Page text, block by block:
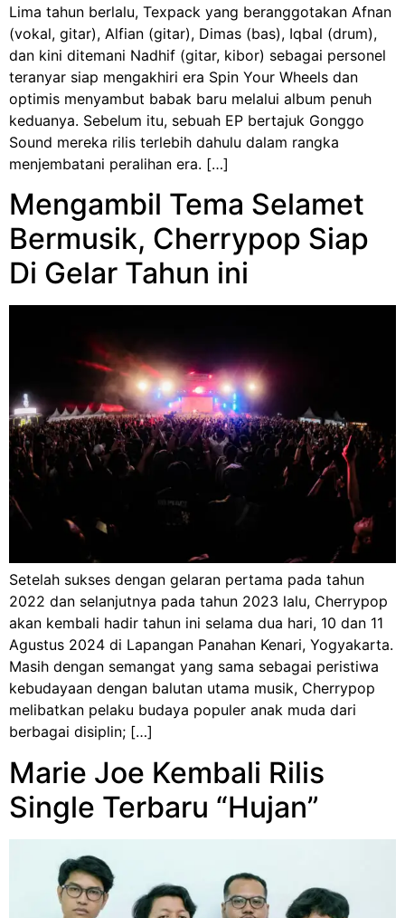
Lima tahun berlalu, Texpack yang beranggotakan Afnan
(vokal, gitar), Alfian (gitar), Dimas (bas), Iqbal (drum),
dan kini ditemani Nadhif (gitar, kibor) sebagai personel
teranyar siap mengakhiri era Spin Your Wheels dan
optimis menyambut babak baru melalui album penuh
keduanya. Sebelum itu, sebuah EP bertajuk Gonggo
Sound mereka rilis terlebih dahulu dalam rangka
menjembatani peralihan era. […]
Mengambil Tema Selamet
Bermusik, Cherrypop Siap
Di Gelar Tahun ini
Setelah sukses dengan gelaran pertama pada tahun
2022 dan selanjutnya pada tahun 2023 lalu, Cherrypop
akan kembali hadir tahun ini selama dua hari, 10 dan 11
Agustus 2024 di Lapangan Panahan Kenari, Yogyakarta.
Masih dengan semangat yang sama sebagai peristiwa
kebudayaan dengan balutan utama musik, Cherrypop
melibatkan pelaku budaya populer anak muda dari
berbagai disiplin; […]
Marie Joe Kembali Rilis
Single Terbaru “Hujan”